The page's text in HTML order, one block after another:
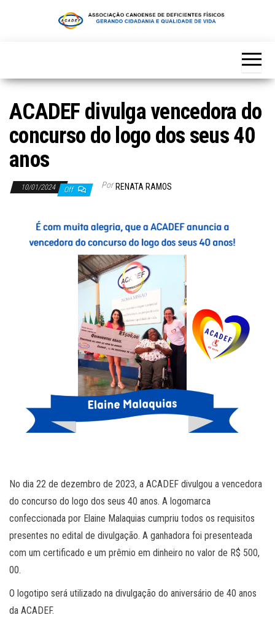
ACADEF divulga vencedora do
concurso do logo dos seus 40
anos
10/01/2024 Off Por RENATA RAMOS
No dia 22 de dezembro de 2023, a ACADEF divulgou a vencedora
do concurso do logo dos seus 40 anos. A logomarca
confeccionada por Elaine Malaquias cumpriu todos os requisitos
presentes no edital de divulgação. A ganhadora foi presenteada
com um certificado e um prêmio em dinheiro no valor de R$ 500,
00.
O logotipo será utilizado na divulgação do aniversário de 40 anos
da ACADEF.